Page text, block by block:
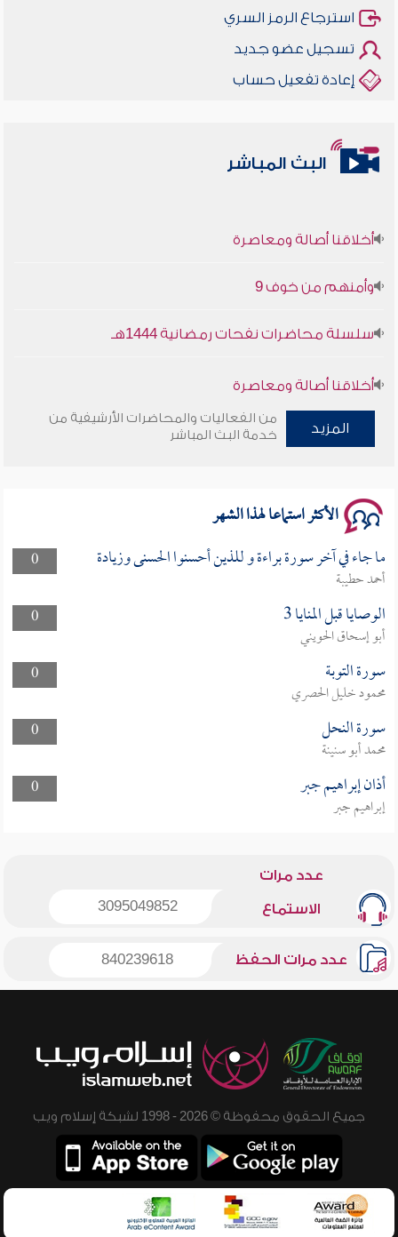
استرجاع الرمز السري
تسجيل عضو جديد
إعادة تفعيل حساب
البث المباشر
أخلاقنا أصالة ومعاصرة
وأمنهم من خوف 9
سلسلة محاضرات نفحات رمضانية 1444هـ
أخلاقنا أصالة ومعاصرة
وأمنهم من خوف 9
المزيد
من الفعاليات والمحاضرات الأرشيفية من
خدمة البث المباشر
الأكثر استماعا لهذا الشهر
0 ما جاء في آخر سورة براءة و للذين أحسنوا الحسنى وزيادة
أحمد حطيبة
0
الوصايا قبل المنايا 3
أبو إسحاق الحويني
0
سورة التوبة
محمود خليل الحصري
0
سورة النحل
محمد أبو سنينة
0
أذان إبراهيم جبر
إبراهيم جبر
عدد مرات
الاستماع 3095049852
عدد مرات الحفظ 840239618
جميع الحقوق محفوظة © 2026 - 1998 لشبكة إسلام ويب